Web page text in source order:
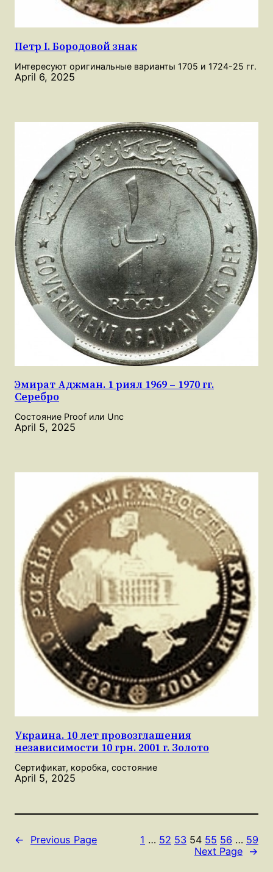
Петр I. Бородовой знак
Интересуют оригинальные варианты 1705 и 1724-25 гг.
April 6, 2025
Эмират Аджман. 1 риял 1969 – 1970 гг.
Серебро
Состояние Proof или Unc
April 5, 2025
Украина. 10 лет провозглашения
независимости 10 грн. 2001 г. Золото
Сертификат, коробка, состояние
April 5, 2025
← Previous Page 1 … 52 53 54 55 56 … 59
Next Page →